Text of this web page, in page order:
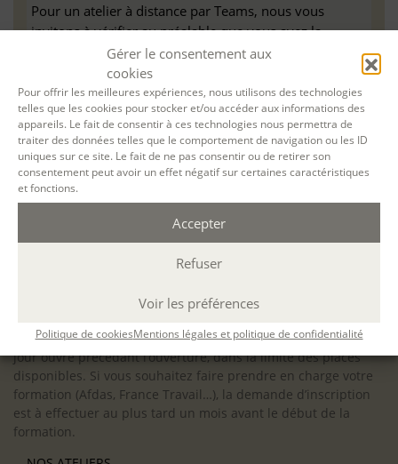
Gérer le consentement aux
cookies
Pour offrir les meilleures expériences, nous utilisons des technologies
telles que les cookies pour stocker et/ou accéder aux informations des
appareils. Le fait de consentir à ces technologies nous permettra de
traiter des données telles que le comportement de navigation ou les ID
uniques sur ce site. Le fait de ne pas consentir ou de retirer son
consentement peut avoir un effet négatif sur certaines caractéristiques
et fonctions.
Accepter
Refuser
Voir les préférences
Politique de cookiesMentions légales et politique de confidentialité
Pour un atelier à distance par Teams, nous vous
invitons à vérifier au préalable que vous avez la
configuration minimale requise pour pouvoir travailler
dans les meilleures conditions : Configuration
matérielle requise pourMicrosoft Teams | Microsoft
Learn
Accessibilité : ALEPH-ÉCRITURE est sensible à l’inclusion des
personnes en situation de handicap. Si vous avez besoin
d’un aménagement spécifique de programme, n’hésitez pas
à nous contacter en amont de votre inscription afin
supports, accessibilité de nos salles).
inscriptions à nos activités sont ouvertes jusqu’au dernier
jour ouvré précédant l’ouverture, dans la limite des places
disponibles. Si vous souhaitez faire prendre en charge votre
formation (Afdas, France Travail…), la demande d’inscription
est à effectuer au plus tard un mois avant le début de la
formation.